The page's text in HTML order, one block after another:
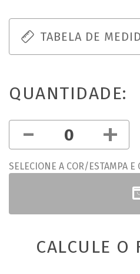
TABELA DE
QUANTIDADE:
- +
SELECIONE A COR/ESTAMPA
CALCULE O